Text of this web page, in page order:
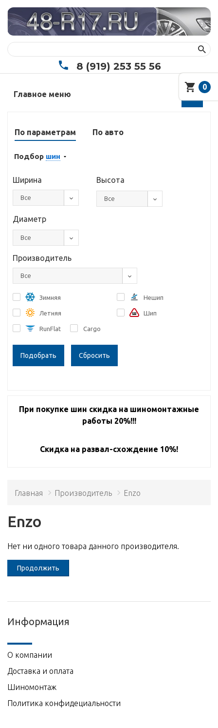
8 (919) 253 55 56
Главное меню
По параметрам По авто
Подбор шин
Ширина
Все
Высота
Все
Диаметр
Все
Производитель
Все
Зимняя
Летняя
RunFlat Cargo
Нешип
Шип
Сбросить
При покупке шин скидка на шиномонтажные
работы 20%!!!
Скидка на развал-схождение 10%!
Главная Производитель Enzo
Enzo
Нет ни одного товара данного производителя.
Продолжить
Информация
О компании
Доставка и оплата
Шиномонтаж
Политика конфидециальности
0